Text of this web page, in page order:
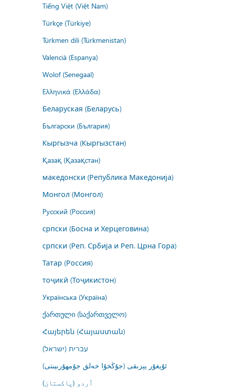
Tiếng Việt (Việt Nam)
Türkçe (Türkiye)
Türkmen dili (Türkmenistan)
Valencià (Espanya)
Wolof (Senegaal)
Ελληνικά (Ελλάδα)
Беларуская (Беларусь)
Български (България)
Кыргызча (Кыргызстан)
Қазақ (Қазақстан)
македонски (Република Македонија)
Монгол (Монгол)
Русский (Россия)
српски (Босна и Херцеговина)
српски (Реп. Србија и Реп. Црна Гора)
Татар (Россия)
тоҷикӣ (Тоҷикистон)
Українська (Україна)
ქართული (საქართველო)
Հայերեն (Հայաստան)
עברית (ישראל)
ئۇيغۇر يېزىقى (جۇڭخۇا خەلق جۇمھۇرىيىتى)
اُردو (پاکستان)